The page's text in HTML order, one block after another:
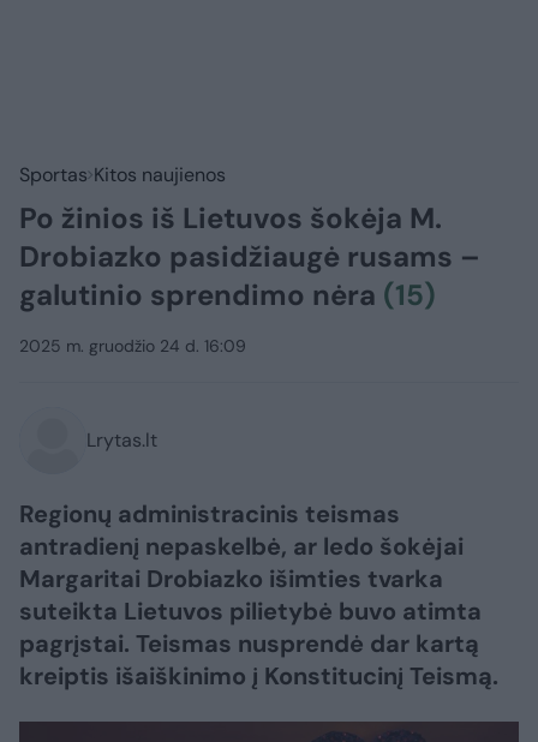
Sportas Kitos naujienos
Po žinios iš Lietuvos šokėja M.
Drobiazko pasidžiaugė rusams –
galutinio sprendimo nėra (15)
2025 m. gruodžio 24 d. 16:09
Lrytas.lt
Regionų administracinis teismas
antradienį nepaskelbė, ar ledo šokėjai
Margaritai Drobiazko išimties tvarka
suteikta Lietuvos pilietybė buvo atimta
pagrįstai. Teismas nusprendė dar kartą
kreiptis išaiškinimo į Konstitucinį Teismą.